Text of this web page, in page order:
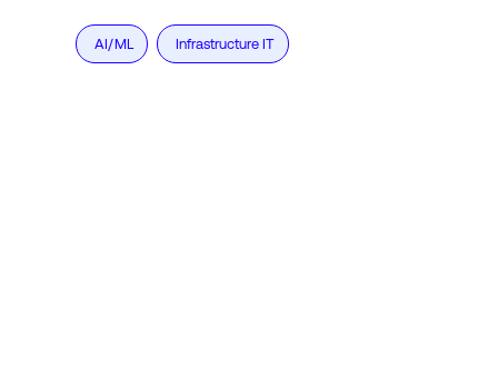
AI/ML Infrastructure IT